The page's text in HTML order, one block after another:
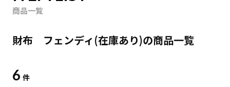
商品一覧
財布 フェンディ(在庫あり)の商品一覧
6 件